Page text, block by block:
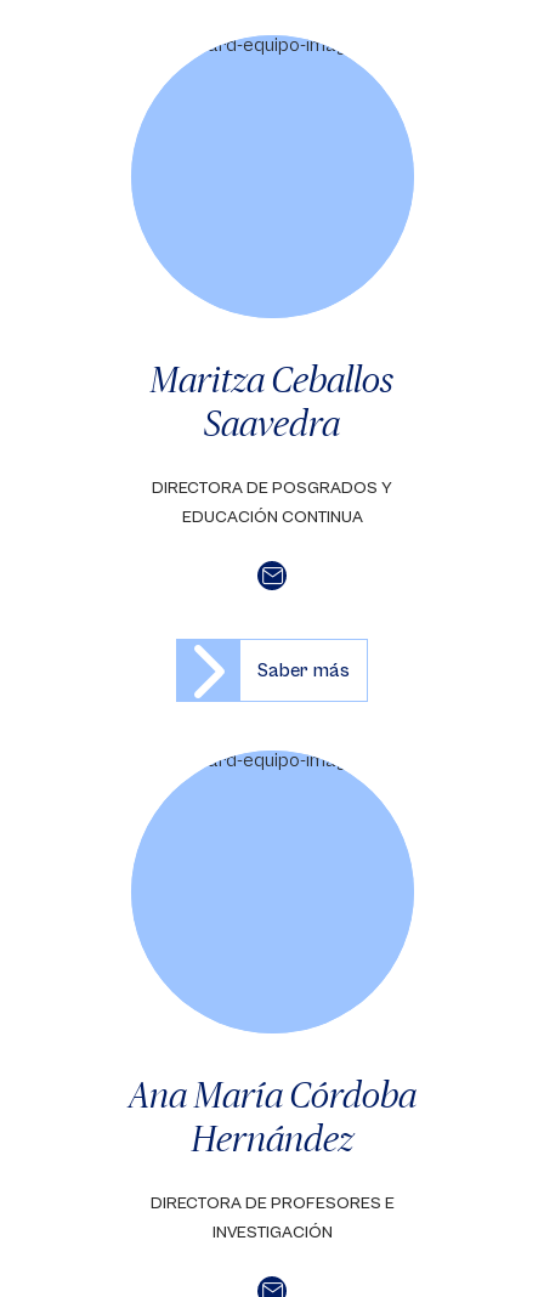
Maritza Ceballos
Saavedra
DIRECTORA DE POSGRADOS Y
EDUCACIÓN CONTINUA
Saber más
Ana María Córdoba
Hernández
DIRECTORA DE PROFESORES E
INVESTIGACIÓN